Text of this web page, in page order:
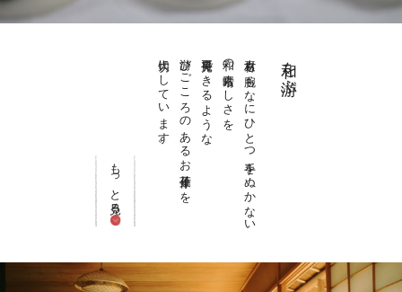
和を游ぶ
素材も腕もなにひとつ手をぬかない
和の素晴らしさを
再発見できるような
游びごころのあるお菓子作りを
大切にしています。
もっと見る